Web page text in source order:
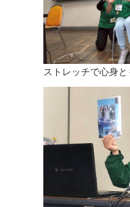
ストレッチで心身と